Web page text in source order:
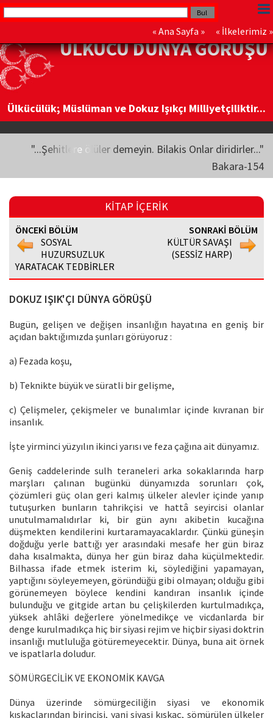
« Ana Sayfa » « İlkelerimiz »
ÜLKÜCÜ DÜNYA GÖRÜŞÜ
Ülkücülük; Müslüman ve Dokuz Işıkçı Milliyetçiliktir...
"...Şehitlere ölüler demeyin. Bilakis Onlar diridirler..."
Bakara-154
KİTAP İÇERİK
ÖNCEKİ BÖLÜM
SOSYAL
HUZURSUZLUK
YARATACAK TEDBİRLER
SONRAKİ BÖLÜM
KÜLTÜR SAVAŞI
(SESSİZ HARP)
DOKUZ IŞIK'ÇI DÜNYA GÖRÜŞÜ
Bugün, gelişen ve değişen insanlığın hayatına en geniş bir
açıdan baktığımızda şunları görüyoruz :
a) Fezada koşu,
b) Teknikte büyük ve süratli bir gelişme,
c) Çelişmeler, çekişmeler ve bunalımlar içinde kıvranan bir
insanlık.
İşte yirminci yüzyılın ikinci yarısı ve feza çağına ait dünyamız.
Geniş caddelerinde sulh teraneleri arka sokaklarında harp
marşları çalınan bugünkü dünyamızda sorunları çok,
çözümleri güç olan geri kalmış ülkeler alevler içinde yanıp
tutuşurken bunların tahrikçisi ve hattâ seyircisi olanlar
unutulmamalıdırlar ki, bir gün aynı akibetin kucağına
düşmekten kendilerini kurtaramayacaklardır. Çünkü güneşin
doğduğu yerle battığı yer arasındaki mesafe her gün biraz
daha kısalmakta, dünya her gün biraz daha küçülmektedir.
Bilhassa ifade etmek isterim ki, söylediğini yapamayan,
yaptığını söyleyemeyen, göründüğü gibi olmayan; olduğu gibi
görünemeyen böylece kendini kandıran insanlık içinde
bulunduğu ve gitgide artan bu çelişkilerden kurtulmadıkça,
yüksek ahlâki değerlere yönelmedikçe ve vicdanlarda bir
denge kurulmadıkça hiç bir siyasi rejim ve hiçbir siyasi doktrin
insanlığı mutluluğa götüremeyecektir. Dünya, buna ait örnek
ve ispat­larla doludur.
SÖMÜRGECİLİK VE EKONOMİK KAVGA
Dünya üzerinde sömürgeciliğin siyasi ve ekonomik
kıskaçlarından birincisi, yani siyasi kıskaç, sömürülen ülkeler